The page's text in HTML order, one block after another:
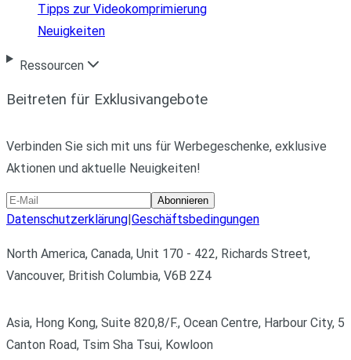
Tipps zur Videokomprimierung
Neuigkeiten
Ressourcen
Beitreten für Exklusivangebote
Verbinden Sie sich mit uns für Werbegeschenke, exklusive
Aktionen und aktuelle Neuigkeiten!
Abonnieren
Datenschutzerklärung|Geschäftsbedingungen
North America, Canada, Unit 170 - 422, Richards Street,
Vancouver, British Columbia, V6B 2Z4
Asia, Hong Kong, Suite 820,8/F., Ocean Centre, Harbour City, 5
Canton Road, Tsim Sha Tsui, Kowloon